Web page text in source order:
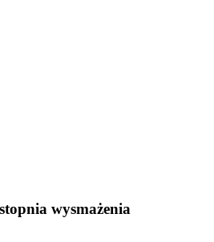
wysmażenia